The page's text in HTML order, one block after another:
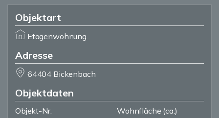
Objektart
Etagenwohnung
Adresse
64404 Bickenbach
Objektdaten
Objekt-Nr.
Wohnfläche (ca.)